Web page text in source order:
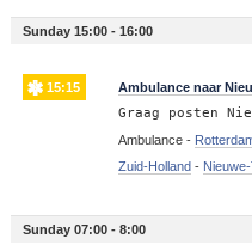
Sunday 15:00 - 16:00
15:15 Ambulance naar
Graag posten
Ambulance -
Zuid-Holland-
Sunday 07:00 - 8:00